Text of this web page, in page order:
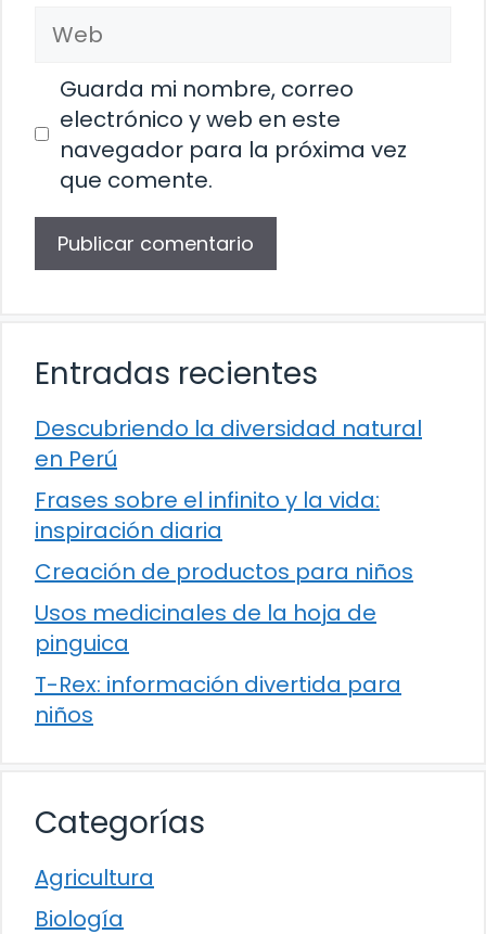
Web
Guarda mi nombre, correo
electrónico y web en este
navegador para la próxima vez
que comente.
Entradas recientes
Descubriendo la diversidad natural
en Perú
Frases sobre el infinito y la vida:
inspiración diaria
Creación de productos para niños
Usos medicinales de la hoja de
pinguica
T-Rex: información divertida para
niños
Categorías
Agricultura
Biología